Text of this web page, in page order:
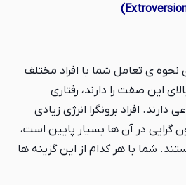
ی تعامل شما با افراد مختلف
این صفت را دارند، رفتاری
افراد برونگرا انرژی زیادی
گرایی در آن ها بسیار پایین است،
شما با هر کدام از این گزینه ها